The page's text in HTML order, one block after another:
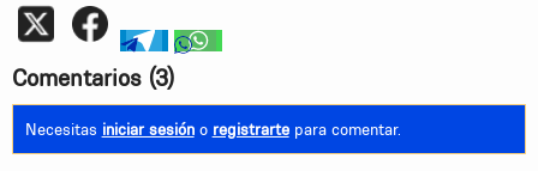
telegramwhatsapp
Comentarios (3)
Necesitas iniciar sesióno registrartepara comentar.